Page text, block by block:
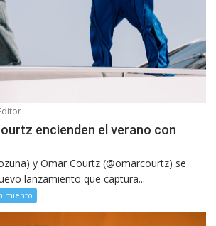
encienden el verano con
y Omar Courtz (@omarcourtz) se
lanzamiento que captura...